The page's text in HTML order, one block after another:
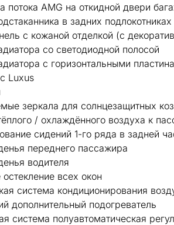
потока AMG на откидной двери
в задних подлокотниках
с кожаной отделкой (с
со светодиодной полосой
с горизонтальными
Luxus
зеркала для солнцезащитных
/ охлаждённого воздуха к
сидений 1-го ряда в задней
переднего пассажира
водителя
всех окон
система кондиционирования
дополнительный подогреватель
система полуавтоматическая